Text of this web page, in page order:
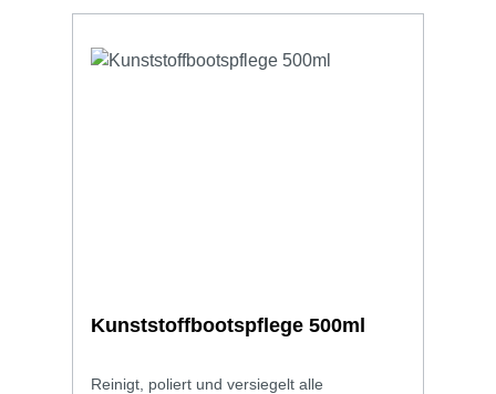
Kunststoffbootspflege 500ml
Reinigt, poliert und versiegelt alle